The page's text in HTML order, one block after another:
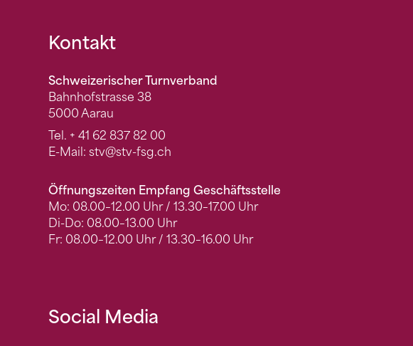
Fusszeile
Kontakt
Schweizerischer Turnverband
Bahnhofstrasse 38
5000 Aarau
Tel. + 41 62 837 82 00
E-Mail: stv@stv-fsg.ch
Öffnungszeiten Empfang Geschäftsstelle
Mo: 08.00–12.00 Uhr / 13.30–17.00 Uhr
Di-Do: 08.00–13.00 Uhr
Fr: 08.00–12.00 Uhr / 13.30–16.00 Uhr
Social Media